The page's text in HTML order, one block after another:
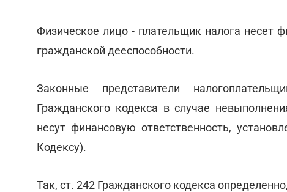
Физическое лицо - плательщик налога несет
гражданской дееспособности.
Законные представители
Гражданского кодекса в случае
несут финансовую ответственность,
Кодексу).
Так, ст. 242 Гражданского кодекса